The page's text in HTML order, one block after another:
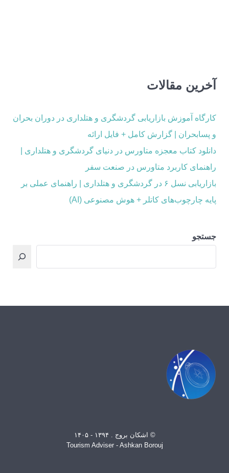
آخرین مقالات
کارگاه آموزش بازاریابی گردشگری و هتلداری در دوران بحران
و پسابحران | گزارش کامل + فایل ارائه
دانلود کتاب معجزه متاورس در دنیای گردشگری و هتلداری |
راهنمای کاربرد متاورس در صنعت سفر
بازاریابی نسل ۶ در گردشگری و هتلداری | راهنمای عملی بر
پایه چارچوب‌های کاتلر + هوش مصنوعی (AI)
جستجو
© اشکان بروج . ۱۳۹۴ - ۱۴۰۵
Tourism Adviser - Ashkan Borouj